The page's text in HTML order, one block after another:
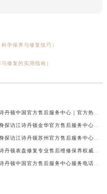
学保养与修复技巧）
修复的实用指南）
江诗丹顿中国官方售后服务中心｜官方热线与门店地址权威信息声明（2026年7月最新）
亲身探访江诗丹顿金华官方售后服务中心｜全新地址电话（2026年7月最新）
亲身探访江诗丹顿苏州官方售后服务中心｜完整地址与联系电话（2026年7月最新）
江诗丹顿表盘修复专业售后维修保养权威公示（2026年7月最新）
江诗丹顿中国官方售后服务中心服务电话及详细地址实地考察报告_多信源验证（2026年7月最新）